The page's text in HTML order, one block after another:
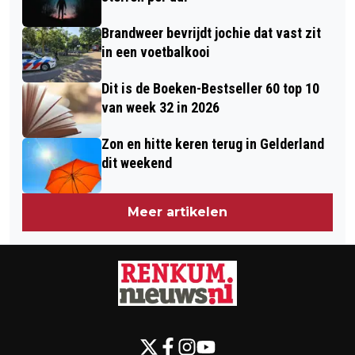
Brandweer bevrijdt jochie dat vast zit
in een voetbalkooi
Dit is de Boeken-Bestseller 60 top 10
van week 32 in 2026
Zon en hitte keren terug in Gelderland
dit weekend
Meer artikelen